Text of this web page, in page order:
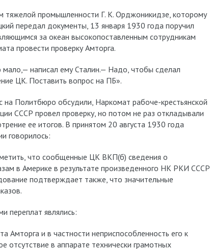
тяжелой промышленности Г. К. Орджоникидзе, которому
передал документы, 13 января 1930 года поручил
за океан высокопоставленным сотрудникам
провести проверку Амторга.
мало,— написал ему Сталин.— Надо, чтобы сделал
ЦК. Поставить вопрос на ПБ».
на Политбюро обсудили, Наркомат рабоче-крестьянской
СССР провел проверку, но потом не раз откладывали
ее итогов. В принятом 20 августа 1930 года
говорилось:
что сообщенные ЦК ВКП(б) сведения о
в Америке в результате произведенного НК РКИ СССР
подтверждает также, что значительные
переплат являлись:
Амторга и в частности неприспособленность его к
отсутствие в аппарате технически грамотных